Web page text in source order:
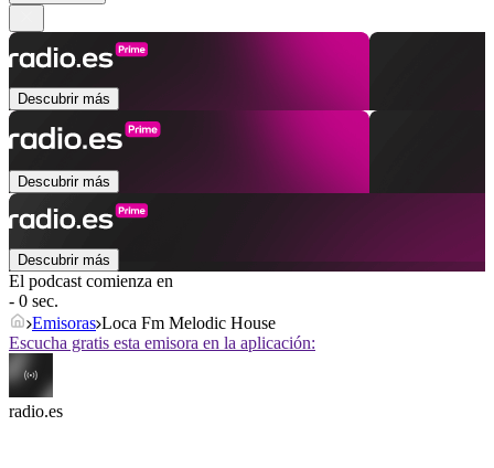
Descubrir más
Descubrir más
Descubrir más
El podcast comienza en
- 0 sec.
Emisoras Loca Fm Melodic House
Escucha gratis esta emisora en la aplicación:
radio.es